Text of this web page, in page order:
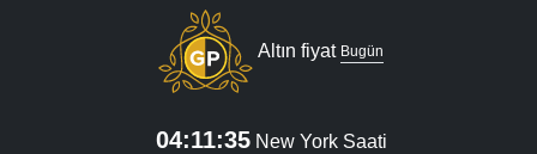
Altın fiyat Bugün
04:11:36New York Saati